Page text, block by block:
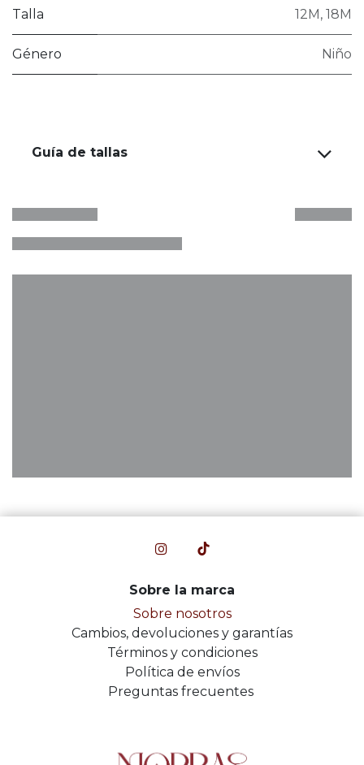
Talla 12M, 18M
Género Niño
Guía de tallas
Sobre la marca
Sobre nosotros
Cambios, devoluciones y garantías
Términos y condiciones
Política de envíos
Preguntas frecuentes